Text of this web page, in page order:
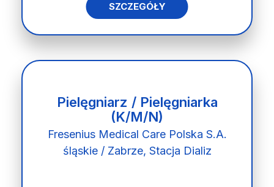
SZCZEGÓŁY
Pielęgniarz / Pielęgniarka
(K/M/N)
Fresenius Medical Care Polska S.A.
śląskie / Zabrze, Stacja Dializ